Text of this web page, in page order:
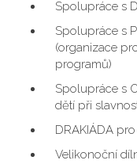
Spolupráce s
Spolupráce s
(organizace
programů)
Spolupráce s
dětí při
DRAKIÁDA
Velikonoční